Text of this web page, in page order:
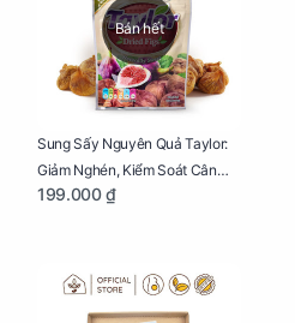
Bán hết
Sung Sấy Nguyên Quả Taylor:
Giảm Nghén, Kiểm Soát Cân
Nặng Cho Mẹ Bầu Túi 190g
199.000 ₫